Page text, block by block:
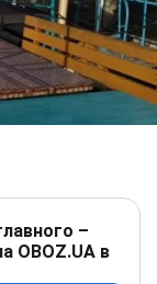
–
OBOZ.UA в